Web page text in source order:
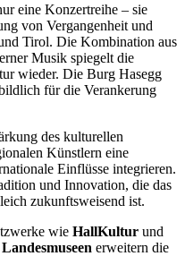
eine Konzertreihe – sie
von Vergangenheit und
Tirol. Die Kombination aus
Musik spiegelt die
wieder. Die Burg Hasegg
für die Verankerung
des kulturellen
Künstlern eine
Einflüsse integrieren.
und Innovation, die das
zukunftsweisend ist.
wie HallKultur und
erweitern die